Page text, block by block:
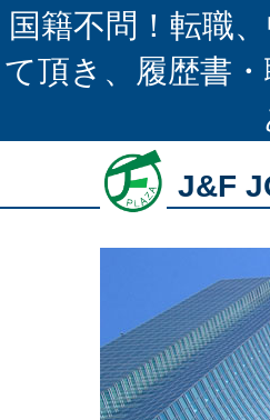
国籍不問！転職
て頂き、履歴書
J&F